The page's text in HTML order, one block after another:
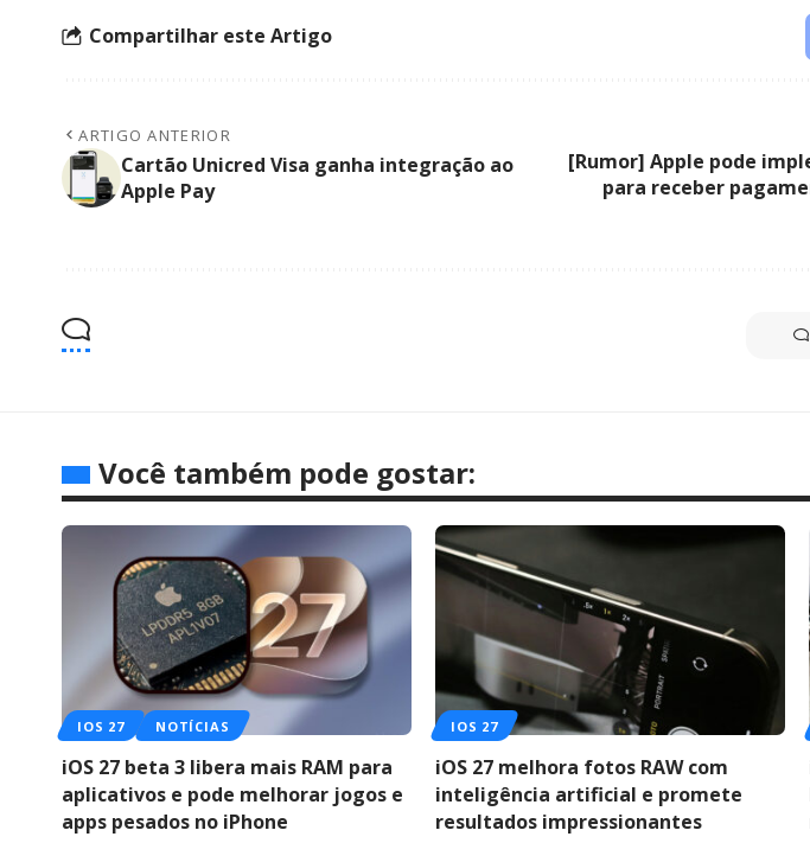
Compartilhar este Artigo
ARTIGO ANTERIOR
Cartão Unicred Visa ganha integração ao
Apple Pay
[Rumor] Apple pode
para receber
Você também pode gostar:
IOS 27 NOTÍCIAS
iOS 27 beta 3 libera mais RAM para
aplicativos e pode melhorar jogos e
apps pesados no iPhone
IOS 27
iOS 27 melhora fotos RAW com
inteligência artificial e promete
resultados impressionantes